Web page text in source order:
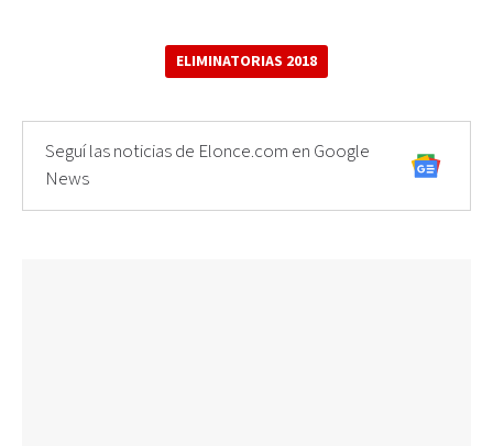
ELIMINATORIAS 2018
Seguí las noticias de Elonce.com en Google
News